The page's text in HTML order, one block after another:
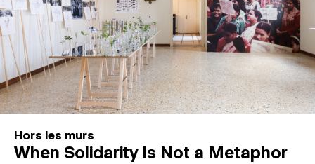
Hors les murs
When Solidarity Is Not a Metaphor